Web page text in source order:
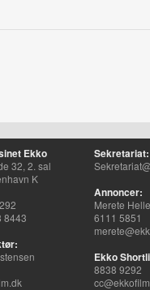
Ekko
32, 2. sal
K
8443
Sekretariat:
Annoncer:
Merete
6111 5851
Ekko
8838 9292